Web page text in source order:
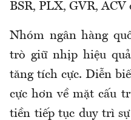
BSR, PLX, GVR,
Nhóm ngân hàng
trò giữ nhịp hiệu
tăng tích cực. Diễn
cực hơn về mặt cấu
tiền tiếp tục duy trì